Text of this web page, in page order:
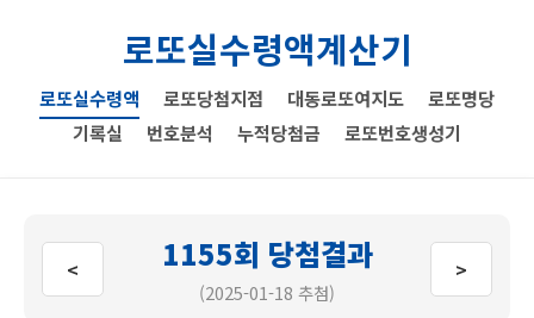
로또실수령액계산기
로또실수령액 로또당첨지점 대동로또여지도
로또명당
기록실
번호분석 누적당첨금 로또번호생성기
< 1155회 당첨결과
(2025-01-18 추첨)
>